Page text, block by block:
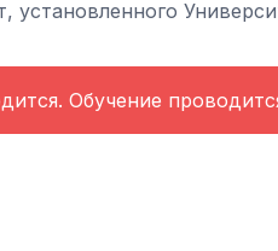
установленного
Обучение